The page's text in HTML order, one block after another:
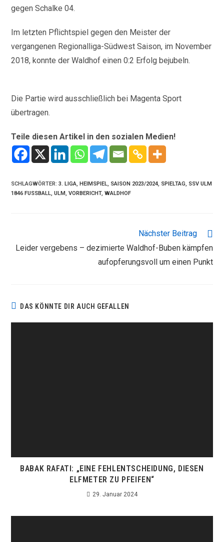
gegen Schalke 04.
Im letzten Pflichtspiel gegen den Meister der
vergangenen Regionalliga-Südwest Saison, im November
2018, konnte der Waldhof einen 0:2 Erfolg bejubeln.
Die Partie wird ausschließlich bei Magenta Sport
übertragen.
Teile diesen Artikel in den sozialen Medien!
SCHLAGWÖRTER:3. LIGA, HEIMSPIEL, SAISON 2023/2024, SPIELTAG, SSV ULM
1846 FUSSBALL, ULM, VORBERICHT, WALDHOF
ANSEHEN
Nächster Beitrag
Leider vergebens – dezimierte Waldhof-Buben kämpfen
aufopferungsvoll um einen Punkt
DAS KÖNNTE DIR AUCH GEFALLEN
BABAK RAFATI: „EINE FEHLENTSCHEIDUNG, DIESEN
ELFMETER ZU PFEIFEN“
29. Januar 2024